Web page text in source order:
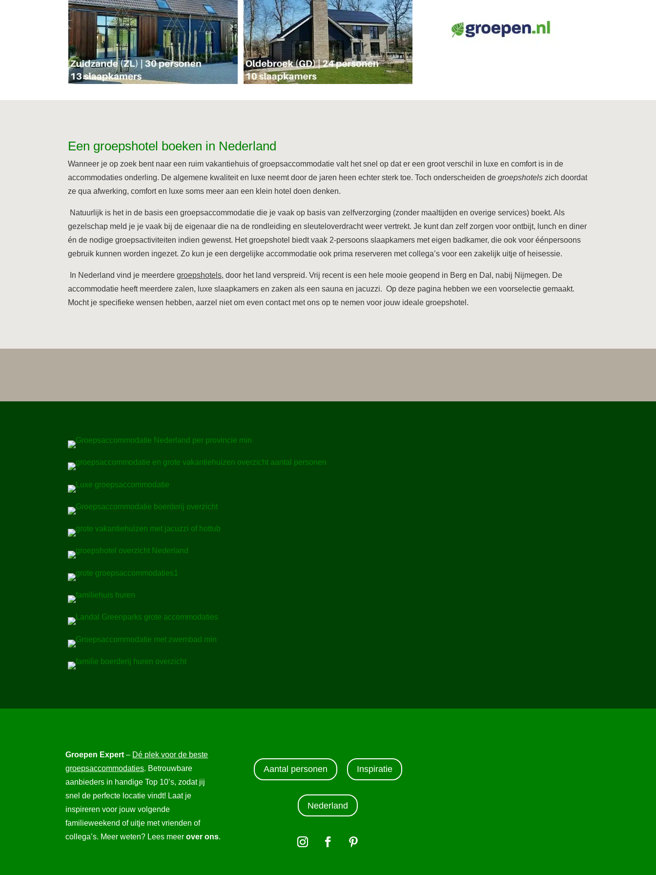
Een groepshotel boeken in Nederland
Wanneer je op zoek bent naar een ruim vakantiehuis of groepsaccommodatie valt het snel op dat er een groot verschil in luxe en comfort is in de
accommodaties onderling. De algemene kwaliteit en luxe neemt door de jaren heen echter sterk toe. Toch onderscheiden degroepshotels zich doordat
ze qua afwerking, comfort en luxe soms meer aan een klein hotel doen denken.
Natuurlijk is het in de basis een groepsaccommodatie die je vaak op basis van zelfverzorging (zonder maaltijden en overige services) boekt. Als
gezelschap meld je je vaak bij de eigenaar die na de rondleiding en sleuteloverdracht weer vertrekt. Je kunt dan zelf zorgen voor ontbijt, lunch en diner
én de nodige groepsactiviteiten indien gewenst. Het groepshotel biedt vaak 2-persoons slaapkamers met eigen badkamer, die ook voor éénpersoons
gebruik kunnen worden ingezet. Zo kun je een dergelijke accommodatie ook prima reserveren met collega’s voor een zakelijk uitje of heisessie.
In Nederland vind je meerderegroepshotels, door het land verspreid. Vrij recent is een hele mooie geopend in Berg en Dal, nabij Nijmegen. De
accommodatie heeft meerdere zalen, luxe slaapkamers en zaken als een sauna en jacuzzi. Op deze pagina hebben we een voorselectie gemaakt.
Mocht je specifieke wensen hebben, aarzel niet om even contact met ons op te nemen voor jouw ideale groepshotel.
Groepen Expert – Dé plek voor de beste
groepsaccommodaties. Betrouwbare
aanbieders in handige Top 10’s, zodat jij
snel de perfecte locatie vindt! Laat je
inspireren voor jouw volgende
familieweekend of uitje met vrienden of
collega’s. Meer weten? Lees meerover ons.
Aantal personen Inspiratie
Nederland